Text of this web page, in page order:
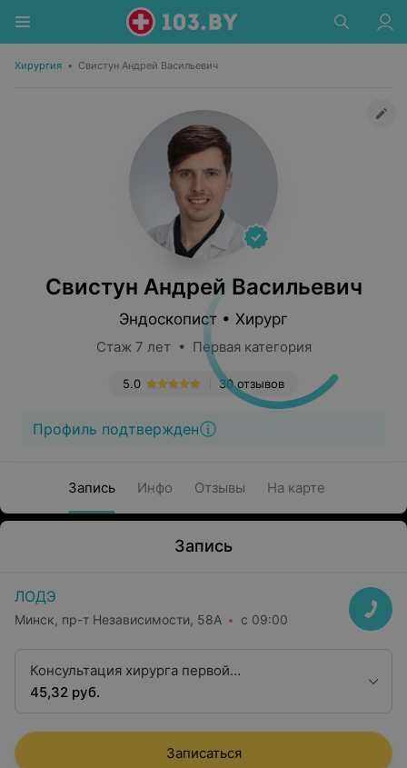
Хирургия • Свистун Андрей Васильевич
Свистун Андрей Васильевич
Эндоскопист • Хирург
Стаж 7 лет • Первая категория
30 отзывов
5.0
Профиль подтвержден
Запись Инфо Отзывы На карте
Запись
ЛОДЭ
Минск, пр-т Независимости, 58А с 09:00
Консультация хирурга первой
квалификационной категории
45,32 руб.
Записаться